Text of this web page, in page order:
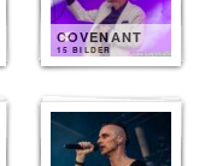
COVENANT
15 BILDER